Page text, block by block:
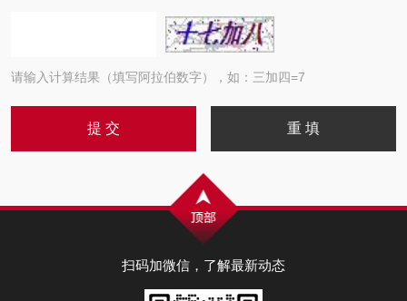
请输入计算结果（填写阿拉伯数字），如：三加四=7
扫码加微信，了解最新动态